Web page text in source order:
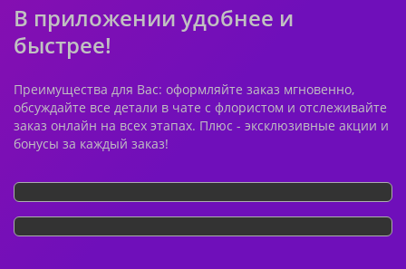
В приложении удобнее и
быстрее!
Преимущества для Вас: оформляйте заказ мгновенно,
обсуждайте все детали в чате с флористом и отслеживайте
заказ онлайн на всех этапах. Плюс - эксклюзивные акции и
бонусы за каждый заказ!